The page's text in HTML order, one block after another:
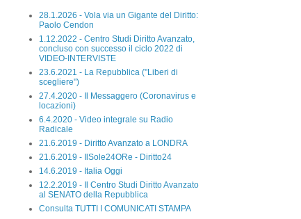
28.1.2026 - Vola via un Gigante del Diritto:
Paolo Cendon
1.12.2022 - Centro Studi Diritto Avanzato,
concluso con successo il ciclo 2022 di
VIDEO-INTERVISTE
23.6.2021 - La Repubblica ("Liberi di
scegliere")
27.4.2020 - Il Messaggero (Coronavirus e
locazioni)
6.4.2020 - Video integrale su Radio
Radicale
21.6.2019 - Diritto Avanzato a LONDRA
21.6.2019 - IlSole24ORe - Diritto24
14.6.2019 - Italia Oggi
12.2.2019 - Il Centro Studi Diritto Avanzato
al SENATO della Repubblica
Consulta TUTTI I COMUNICATI STAMPA